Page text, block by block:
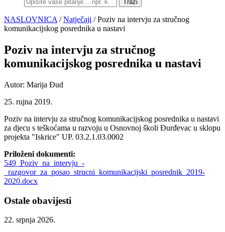
Traži
NASLOVNICA /Natječaji / Poziv na intervju za stručnog
komunikacijskog posrednika u nastavi
Poziv na intervju za stručnog
komunikacijskog posrednika u nastavi
Autor: Marija Đud
25. rujna 2019.
Poziv na intervju za stručnog komunikacijskog posrednika u nastavi
za djecu s teškoćama u razvoju u Osnovnoj školi Đurđevac u sklopu
projekta "Iskrice" UP. 03.2.1.03.0002
Priloženi dokumenti:
549_Poziv_na_intervju_-
_razgovor_za_posao_strucni_komunikacijski_posrednik_2019-
2020.docx
Ostale obavijesti
22. srpnja 2026.